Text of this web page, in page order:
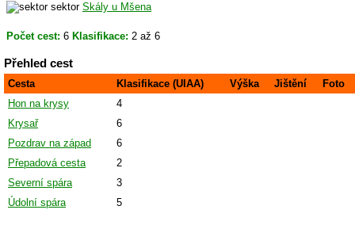
sektor Skály u Mšena
Počet cest: 6 Klasifikace: 2 až 6
Přehled cest
Cesta Klasifikace (UIAA) Výška Jištění
Foto
Hon na krysy
4
Krysař
6
Pozdrav na západ
6
Přepadová cesta
2
Severní spára
3
Údolní spára
5